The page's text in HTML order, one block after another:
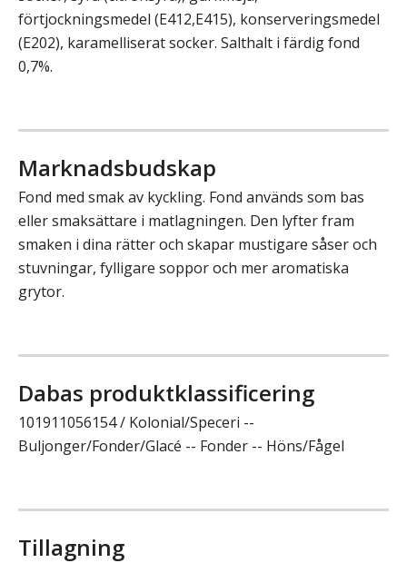
förtjockningsmedel (E412,E415), konserveringsmedel
(E202), karamelliserat socker. Salthalt i färdig fond
0,7%.
Marknadsbudskap
Fond med smak av kyckling. Fond används som bas
eller smaksättare i matlagningen. Den lyfter fram
smaken i dina rätter och skapar mustigare såser och
stuvningar, fylligare soppor och mer aromatiska
grytor.
Dabas produktklassificering
101911056154 / Kolonial/Speceri --
Buljonger/Fonder/Glacé -- Fonder -- Höns/Fågel
Tillagning